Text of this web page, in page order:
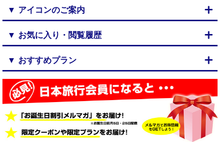
▼ アイコンのご案内
▼ お気に入り・閲覧履歴
▼ おすすめプラン